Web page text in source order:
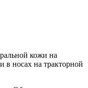
кожи на
в носах на тракторной